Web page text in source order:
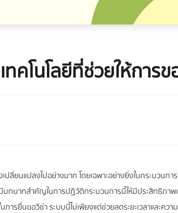
คโนโลยีที่ช่วยให้การ
ปลี่ยนแปลงไปอย่างมาก โดยเฉพาะอย่างยิ่งในกระบวนก
บาทสำคัญในการปฏิวัติกระบวนการนี้ให้มีประสิทธิภาพ
ารยื่นขอวีซ่า ระบบนี้ไม่เพียงแต่ช่วยลดระยะเวลาและค